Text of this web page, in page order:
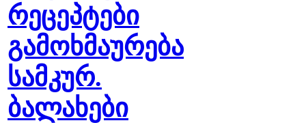
რეცეპტები
გამოხმაურება
სამკურ.
ბალახები